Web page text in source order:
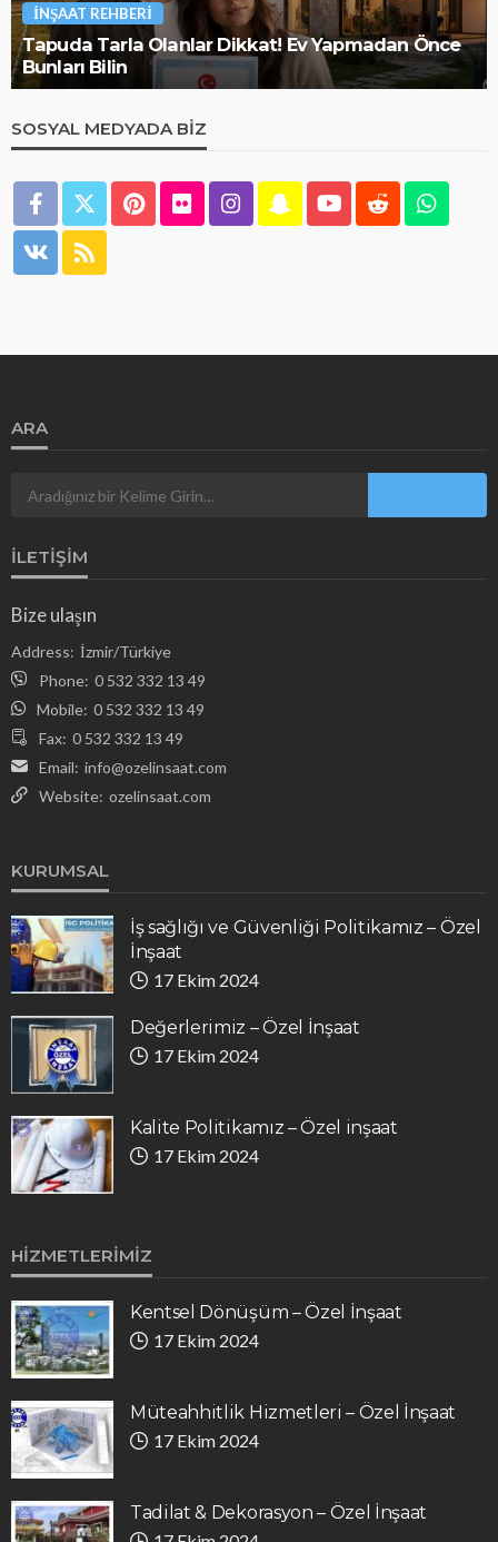
İNŞAAT REHBERI
Tapuda Tarla Olanlar Dikkat! Ev Yapmadan Önce
Bunları Bilin
SOSYAL MEDYADA BIZ
ARA
İLETIŞIM
Bize ulaşın
Address: İzmir/Türkiye
Phone: 0 532 332 13 49
Mobile: 0 532 332 13 49
Fax: 0 532 332 13 49
Email: info@ozelinsaat.com
Website: ozelinsaat.com
KURUMSAL
İş sağlığı ve Güvenliği Politikamız – Özel
İnşaat
17 Ekim 2024
Değerlerimiz – Özel İnşaat
17 Ekim 2024
Kalite Politikamız – Özel inşaat
17 Ekim 2024
HIZMETLERIMIZ
Kentsel Dönüşüm – Özel İnşaat
17 Ekim 2024
Müteahhitlik Hizmetleri – Özel İnşaat
17 Ekim 2024
Tadilat & Dekorasyon – Özel İnşaat